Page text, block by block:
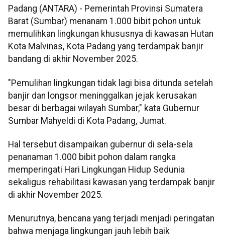
Padang (ANTARA) - Pemerintah Provinsi Sumatera
Barat (Sumbar) menanam 1.000 bibit pohon untuk
memulihkan lingkungan khususnya di kawasan Hutan
Kota Malvinas, Kota Padang yang terdampak banjir
bandang di akhir November 2025.
"Pemulihan lingkungan tidak lagi bisa ditunda setelah
banjir dan longsor meninggalkan jejak kerusakan
besar di berbagai wilayah Sumbar," kata Gubernur
Sumbar Mahyeldi di Kota Padang, Jumat.
Hal tersebut disampaikan gubernur di sela-sela
penanaman 1.000 bibit pohon dalam rangka
memperingati Hari Lingkungan Hidup Sedunia
sekaligus rehabilitasi kawasan yang terdampak banjir
di akhir November 2025.
Menurutnya, bencana yang terjadi menjadi peringatan
bahwa menjaga lingkungan jauh lebih baik